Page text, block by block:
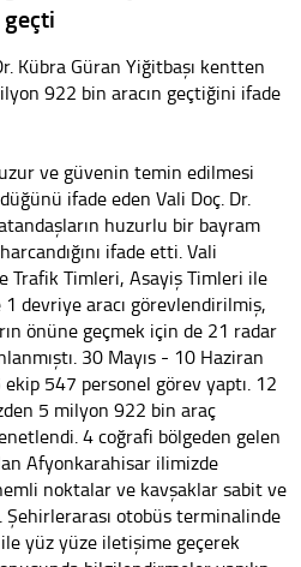
geçti
Kübra Güran Yiğitbaşı kentten
922 bin aracın geçtiğini ifade
ve güvenin temin edilmesi
ifade eden Vali Doç. Dr.
huzurlu bir bayram
ifade etti. Vali
Trafik Timleri, Asayiş Timleri ile
devriye aracı görevlendirilmiş,
önüne geçmek için de 21 radar
30 Mayıs - 10 Haziran
547 personel görev yaptı. 12
5 milyon 922 bin araç
4 coğrafi bölgeden gelen
Afyonkarahisar ilimizde
noktalar ve kavşaklar sabit ve
otobüs terminalinde
yüz yüze iletişime geçerek